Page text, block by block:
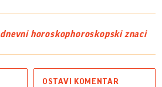
dnevni horoskophoroskopski znaci
OSTAVI KOMENTAR